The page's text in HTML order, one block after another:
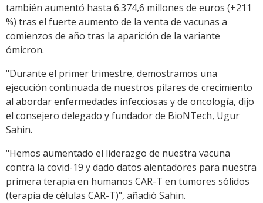
también aumentó hasta 6.374,6 millones de euros (+211
%) tras el fuerte aumento de la venta de vacunas a
comienzos de año tras la aparición de la variante
ómicron.
"Durante el primer trimestre, demostramos una
ejecución continuada de nuestros pilares de crecimiento
al abordar enfermedades infecciosas y de oncología, dijo
el consejero delegado y fundador de BioNTech, Ugur
Sahin.
"Hemos aumentado el liderazgo de nuestra vacuna
contra la covid-19 y dado datos alentadores para nuestra
primera terapia en humanos CAR-T en tumores sólidos
(terapia de células CAR-T)", añadió Sahin.